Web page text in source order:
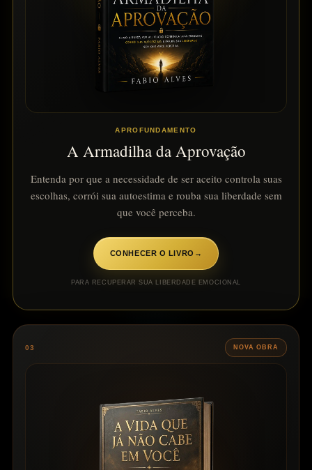
APROFUNDAMENTO
A Armadilha da Aprovação
Entenda por que a necessidade de ser aceito controla suas
escolhas, corrói sua autoestima e rouba sua liberdade sem
que você perceba.
CONHECER O LIVRO →
PARA RECUPERAR SUA LIBERDADE EMOCIONAL
03 NOVA OBRA